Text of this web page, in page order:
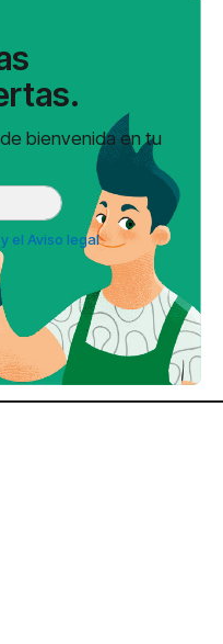
bienvenida en tu
el Aviso legal